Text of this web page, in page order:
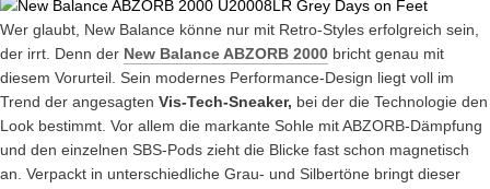
Wer glaubt, New Balance könne nur mit Retro-Styles erfolgreich sein,
der irrt. Denn der New Balance ABZORB 2000 bricht genau mit
diesem Vorurteil. Sein modernes Performance-Design liegt voll im
Trend der angesagten Vis-Tech-Sneaker, bei der die Technologie den
Look bestimmt. Vor allem die markante Sohle mit ABZORB-Dämpfung
und den einzelnen SBS-Pods zieht die Blicke fast schon magnetisch
an. Verpackt in unterschiedliche Grau- und Silbertöne bringt dieser